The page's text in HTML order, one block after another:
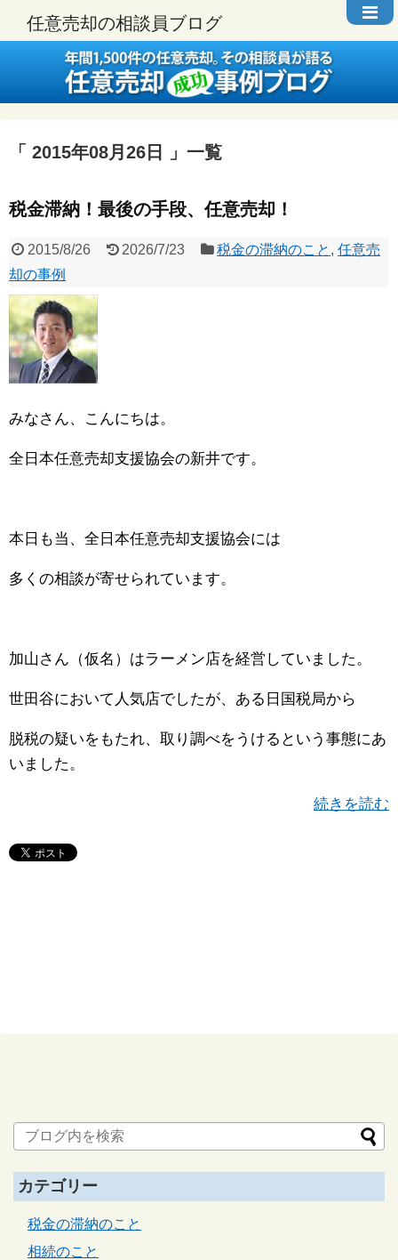
任意売却の相談員ブログ
2015年08月26日 一覧
税金滞納！最後の手段、任意売却！
2015/8/26 2026/7/23 税金の滞納のこと ,任意売
却の事例
みなさん、こんにちは。
全日本任意売却支援協会の新井です。
本日も当、全日本任意売却支援協会には
多くの相談が寄せられています。
加山さん（仮名）はラーメン店を経営していました。
世田谷において人気店でしたが、ある日国税局から
脱税の疑いをもたれ、取り調べをうけるという事態にあ
いました。
続きを読む
カテゴリー
税金の滞納のこと
相続のこと